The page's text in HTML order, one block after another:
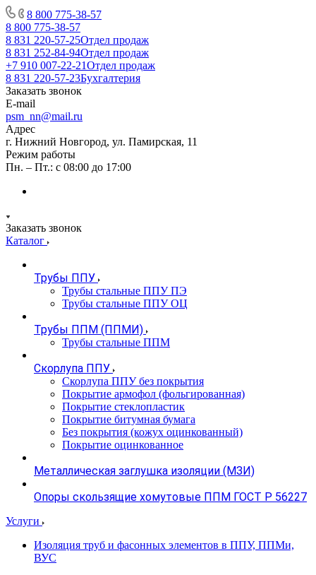
8 800 775-38-57
8 800 775-38-57
8 831 220-57-25Отдел продаж
8 831 252-84-94Отдел продаж
+7 910 007-22-21Отдел продаж
8 831 220-57-23Бухгалтерия
Заказать звонок
E-mail
psm_nn@mail.ru
Адрес
г. Нижний Новгород, ул. Памирская, 11
Режим работы
Пн. – Пт.: с 08:00 до 17:00
Заказать звонок
Каталог
Трубы ППУ
Трубы стальные ППУ ПЭ
Трубы стальные ППУ ОЦ
Трубы ППМ (ППМИ)
Трубы стальные ППМ
Скорлупа ППУ
Скорлупа ППУ без покрытия
Покрытие армофол (фольгированная)
Покрытие стеклопластик
Покрытие битумная бумага
Без покрытия (кожух оцинкованный)
Покрытие оцинкованное
Металлическая заглушка изоляции (МЗИ)
Опоры скользящие хомутовые ППМ ГОСТ Р 56227
Услуги
Изоляция труб и фасонных элементов в ППУ, ППМи,
ВУС